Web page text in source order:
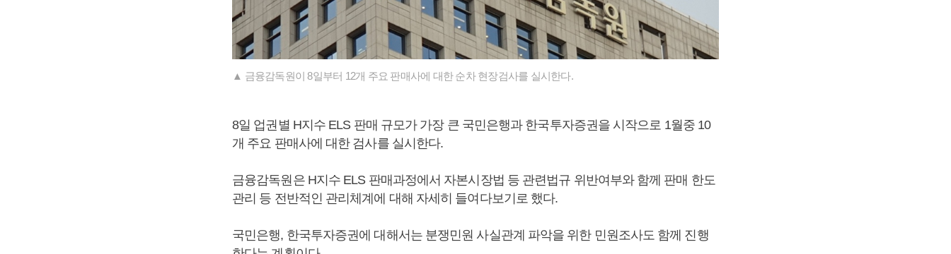
▲ 금융감독원이 8일부터 12개 주요 판매사에 대한 순차 현장검사를 실시한다.
8일 업권별 H지수 ELS 판매 규모가 가장 큰 국민은행과 한국투자증권을 시작으로 1월중 10
개 주요 판매사에 대한 검사를 실시한다.
금융감독원은 H지수 ELS 판매과정에서 자본시장법 등 관련법규 위반여부와 함께 판매 한도
관리 등 전반적인 관리체계에 대해 자세히 들여다보기로 했다.
국민은행, 한국투자증권에 대해서는 분쟁민원 사실관계 파악을 위한 민원조사도 함께 진행